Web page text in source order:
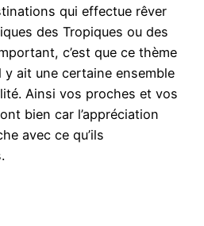
qui effectue rêver
des Tropiques ou des
c’est que ce thème
y ait une certaine ensemble
Ainsi vos proches et vos
bien car l’appréciation
avec ce qu’ils